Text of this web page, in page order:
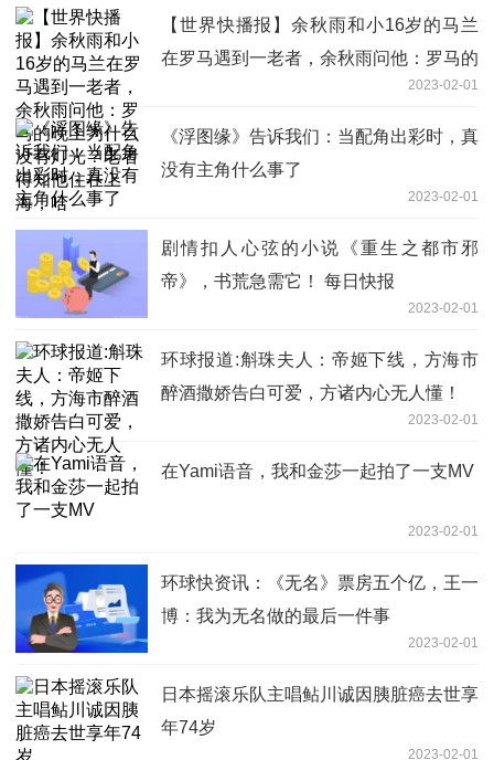
【世界快播报】余秋雨和小16岁的马兰
在罗马遇到一老者，余秋雨问他：罗马的
晚上为什么没有灯光？老者得知他住在上
海，哈
2023-02-01
《浮图缘》告诉我们：当配角出彩时，真
没有主角什么事了
2023-02-01
剧情扣人心弦的小说《重生之都市邪
帝》，书荒急需它！ 每日快报
2023-02-01
环球报道:斛珠夫人：帝姬下线，方海市
醉酒撒娇告白可爱，方诸内心无人懂！
2023-02-01
在Yami语音，我和金莎一起拍了一支MV
2023-02-01
环球快资讯：《无名》票房五个亿，王一
博：我为无名做的最后一件事
2023-02-01
日本摇滚乐队主唱鲇川诚因胰脏癌去世享
年74岁
2023-02-01